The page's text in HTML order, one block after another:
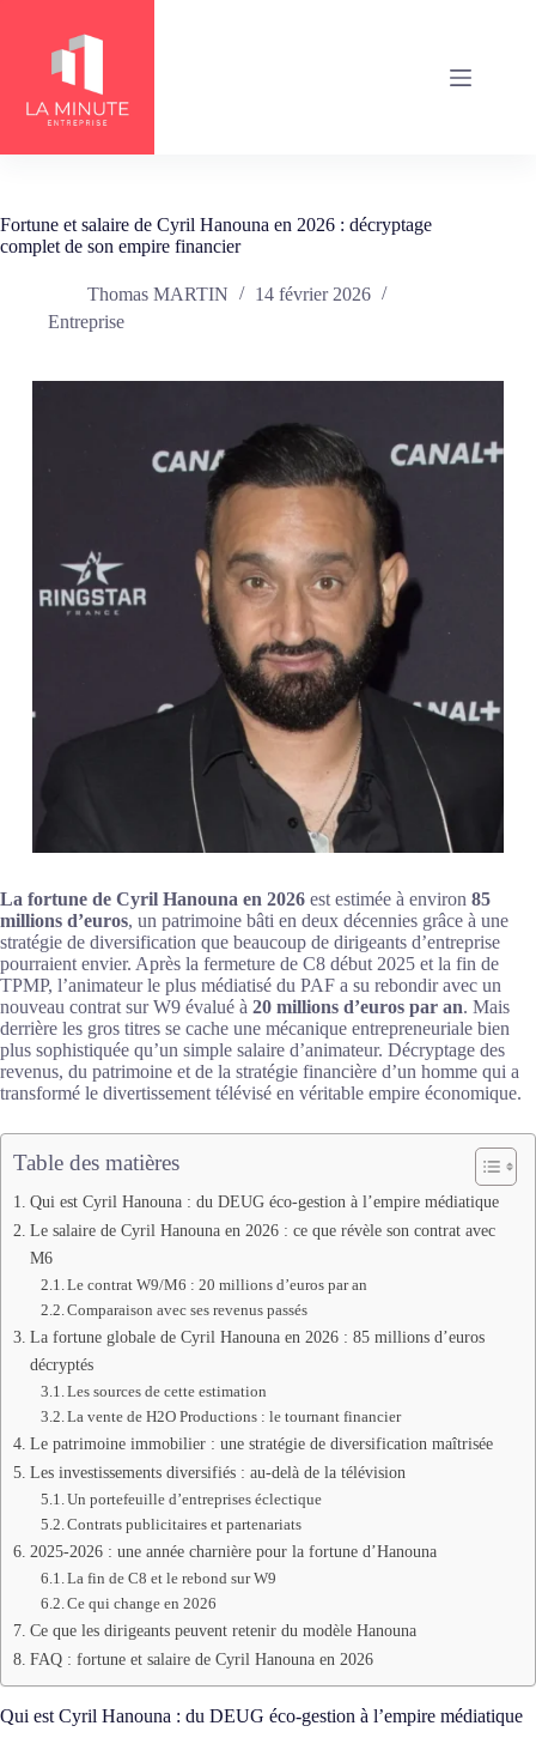
contenu
Fortune et salaire de Cyril Hanouna en 2026 : décryptage
complet de son empire financier
Thomas MARTIN
14 février 2026
Entreprise
La fortune de Cyril Hanouna en 2026 est estimée à environ 85
millions d’euros, un patrimoine bâti en deux décennies grâce à une
stratégie de diversification que beaucoup de dirigeants d’entreprise
pourraient envier. Après la fermeture de C8 début 2025 et la fin de
TPMP, l’animateur le plus médiatisé du PAF a su rebondir avec un
nouveau contrat sur W9 évalué à 20 millions d’euros par an. Mais
derrière les gros titres se cache une mécanique entrepreneuriale bien
plus sophistiquée qu’un simple salaire d’animateur. Décryptage des
revenus, du patrimoine et de la stratégie financière d’un homme qui a
transformé le divertissement télévisé en véritable empire économique.
Table des matières
Qui est Cyril Hanouna : du DEUG éco-gestion à l’empire médiatique
Le salaire de Cyril Hanouna en 2026 : ce que révèle son contrat avec
M6
Le contrat W9/M6 : 20 millions d’euros par an
Comparaison avec ses revenus passés
La fortune globale de Cyril Hanouna en 2026 : 85 millions d’euros
décryptés
Les sources de cette estimation
La vente de H2O Productions : le tournant financier
Le patrimoine immobilier : une stratégie de diversification maîtrisée
Les investissements diversifiés : au-delà de la télévision
Un portefeuille d’entreprises éclectique
Contrats publicitaires et partenariats
2025-2026 : une année charnière pour la fortune d’Hanouna
La fin de C8 et le rebond sur W9
Ce qui change en 2026
Ce que les dirigeants peuvent retenir du modèle Hanouna
FAQ : fortune et salaire de Cyril Hanouna en 2026
Qui est Cyril Hanouna : du DEUG éco-gestion à l’empire médiatique